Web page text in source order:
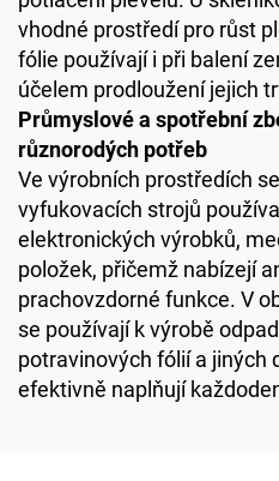
vhodné prostředí pro růst
fólie používají i při balení
účelem prodloužení jejich
Průmyslové a spotřební
různorodých potřeb
Ve výrobních prostředích
vyfukovacích strojů
elektronických výrobků,
položek, přičemž nabízejí
prachovzdorné funkce. V
se používají k výrobě
potravinových fólií a jiných
efektivně naplňují